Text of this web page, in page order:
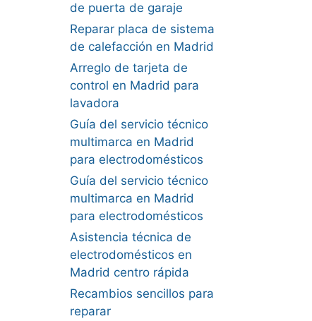
de puerta de garaje
Reparar placa de sistema
de calefacción en Madrid
Arreglo de tarjeta de
control en Madrid para
lavadora
Guía del servicio técnico
multimarca en Madrid
para electrodomésticos
Guía del servicio técnico
multimarca en Madrid
para electrodomésticos
Asistencia técnica de
electrodomésticos en
Madrid centro rápida
Recambios sencillos para
reparar